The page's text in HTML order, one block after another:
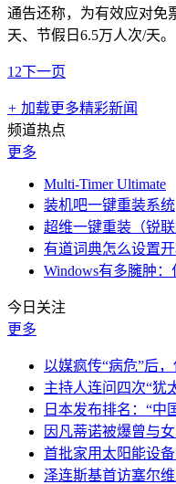
通告还称，为有效应对免
天、节假日6.5万人次/天。
1 2下一页
+ 加载更多精彩新闻
频道热点
更多
Multi-Timer Ultimate
装机吧一键重装系统
超维一键重装（锐联
有道词典怎么设置
Windows有多臃肿
今日关注
更多
以媒疯传“病危”后
主持人连问四次“犹
日本发布排名：“中
因凡蒂诺被爆曾与
首批家用太阳能设
泽连斯基首访塞尔